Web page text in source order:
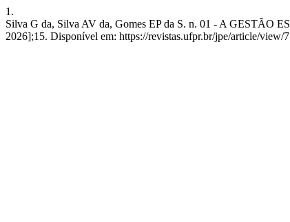
1.
Silva G da, Silva AV da, Gomes EP da S. n. 01 - A GESTÃO
2026];15. Disponível em: https://revistas.ufpr.br/jpe/article/view/